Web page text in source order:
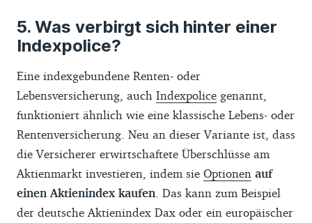
Was verbirgt sich hinter einer
Indexpolice?
Eine indexgebundene Renten- oder
Lebensversicherung, auch Indexpolice genannt,
funktioniert ähnlich wie eine klassische Lebens- oder
Rentenversicherung. Neu an dieser Variante ist, dass
die Versicherer erwirtschaftete Überschlüsse am
Aktienmarkt investieren, indem sie Optionen auf
einen Aktienindex kaufen . Das kann zum Beispiel
der deutsche Aktienindex Dax oder ein europäischer